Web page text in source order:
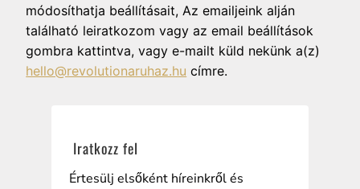
módosíthatja beállításait, Az emailjeink alján
található leiratkozom vagy az email beállítások
gombra kattintva, vagy e-mailt küld nekünk a(z)
hello@revolutionaruhaz.hu címre.
Iratkozz fel
Értesülj elsőként híreinkről és